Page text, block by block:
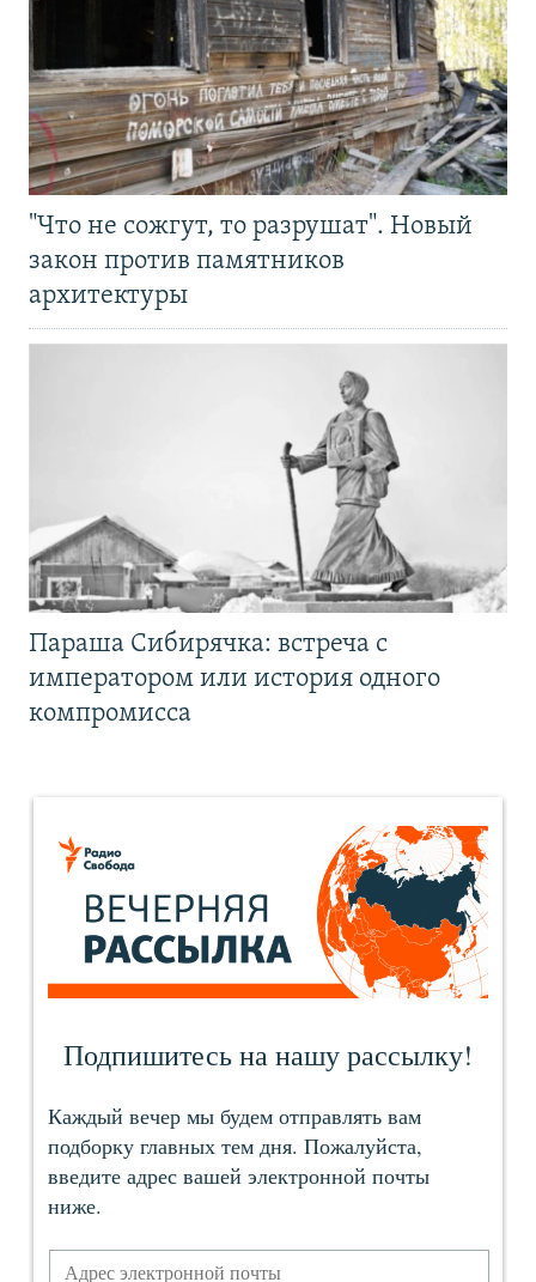
"Что не сожгут, то разрушат". Новый
закон против памятников
архитектуры
Параша Сибирячка: встреча с
императором или история одного
компромисса